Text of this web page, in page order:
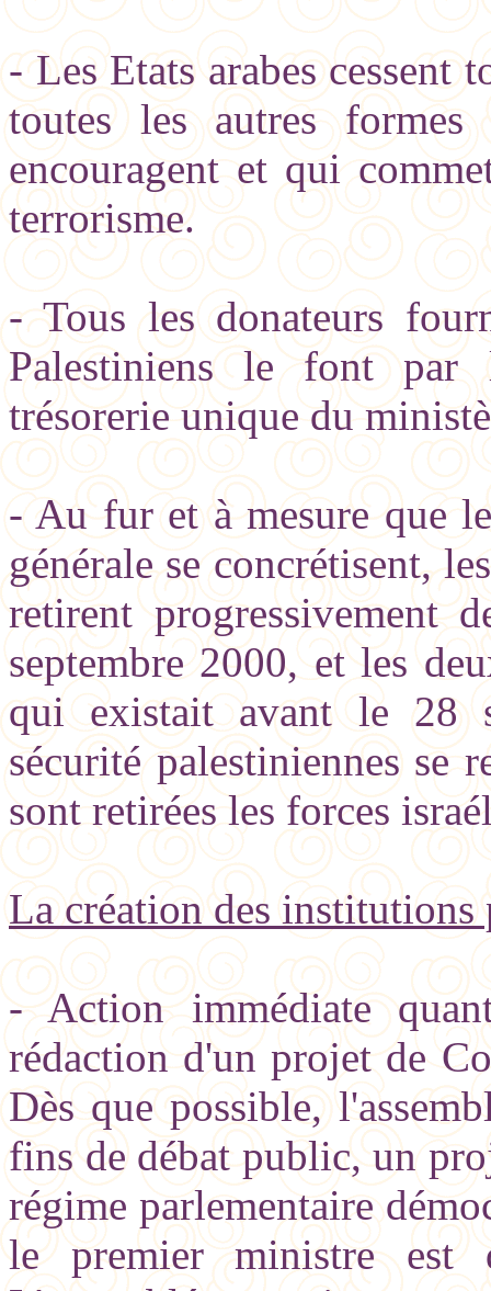
- Les Etats arabes cessent
toutes les autres
encouragent et qui
terrorisme.
- Tous les donateurs
Palestiniens le font par
trésorerie unique du
- Au fur et à mesure que
générale se concrétisent,
retirent progressivement
septembre 2000, et les
qui existait avant le 28
sécurité palestiniennes se
sont retirées les forces
La création des institutions
- Action immédiate
rédaction d'un projet de
Dès que possible,
fins de débat public, un
régime parlementaire
le premier ministre est